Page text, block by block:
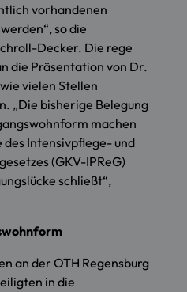
vorhandenen
so die
Decker. Die rege
die Präsentation von Dr.
vielen Stellen
„Die bisherige Belegung
machen
des Intensivpflege- und
(GKV-IPReG)
schließt“,
an der OTH Regensburg
in die